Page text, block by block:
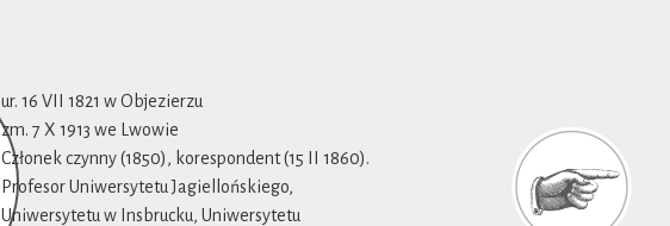
ur. 16 VII 1821 w Objezierzu
zm. 7 X 1913 we Lwowie
Członek czynny (1850), korespondent (15 II 1860).
Profesor Uniwersytetu Jagiellońskiego,
Uniwersytetu w Insbrucku, Uniwersytetu